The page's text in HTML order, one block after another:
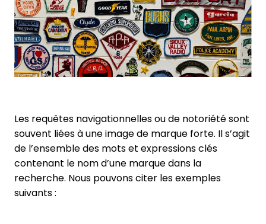
Les requêtes navigationnelles ou de notoriété sont
souvent liées à une image de marque forte. Il s’agit
de l’ensemble des mots et expressions clés
contenant le nom d’une marque dans la
recherche. Nous pouvons citer les exemples
suivants :